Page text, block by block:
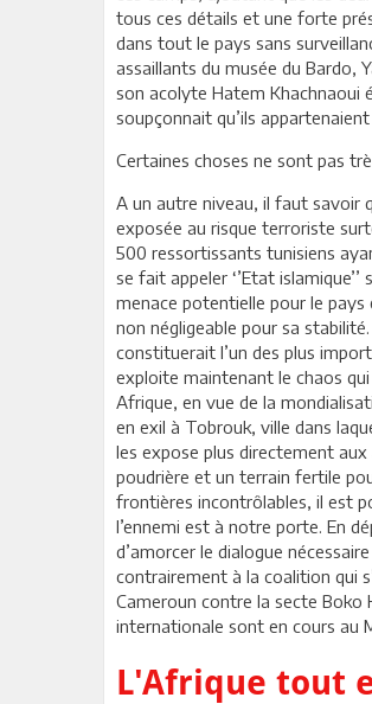
tous ces détails et une forte
dans tout le pays sans
assaillants du musée du Bardo,
son acolyte Hatem Khachnaoui
soupçonnait qu’ils
Certaines choses ne sont pas
A un autre niveau, il faut savoir
exposée au risque terroriste
500 ressortissants tunisiens
se fait appeler ‘’Etat
menace potentielle pour le
non négligeable pour sa
constituerait l’un des plus
exploite maintenant le chaos
Afrique, en vue de la
en exil à Tobrouk, ville dans
les expose plus directement
poudrière et un terrain fertile
frontières incontrôlables, il est
l’ennemi est à notre porte. En
d’amorcer le dialogue
contrairement à la coalition qui
Cameroun contre la secte Boko
internationale sont en cours au
L'Afrique tout